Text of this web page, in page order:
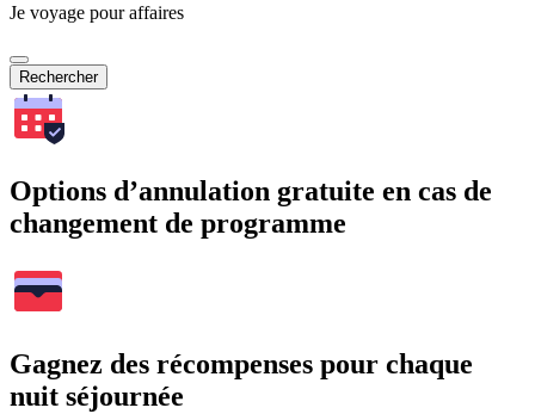
Je voyage pour affaires
Rechercher
Options d’annulation gratuite en cas de
changement de programme
Gagnez des récompenses pour chaque
nuit séjournée